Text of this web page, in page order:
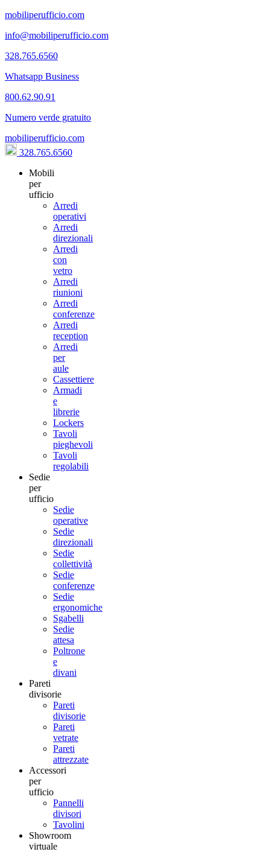
mobiliperufficio.com
info@mobiliperufficio.com
328.765.6560
Whatsapp Business
800.62.90.91
Numero verde gratuito
mobiliperufficio.com
328.765.6560
Mobili
per
ufficio
Arredi
operativi
Arredi
direzionali
Arredi
con
vetro
Arredi
riunioni
Arredi
conferenze
Arredi
reception
Arredi
per
aule
Cassettiere
Armadi
e
librerie
Lockers
Tavoli
pieghevoli
Tavoli
regolabili
Sedie
per
ufficio
Sedie
operative
Sedie
direzionali
Sedie
collettività
Sedie
conferenze
Sedie
ergonomiche
Sgabelli
Sedie
attesa
Poltrone
e
divani
Pareti
divisorie
Pareti
divisorie
Pareti
vetrate
Pareti
attrezzate
Accessori
per
ufficio
Pannelli
divisori
Tavolini
Showroom
virtuale